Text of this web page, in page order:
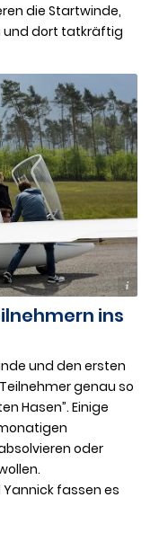
die Startwinde,
und dort tatkräftig
Karin Prignitz
ins
und den ersten
genau so
Hasen”. Einige
oder
Yannick fassen es